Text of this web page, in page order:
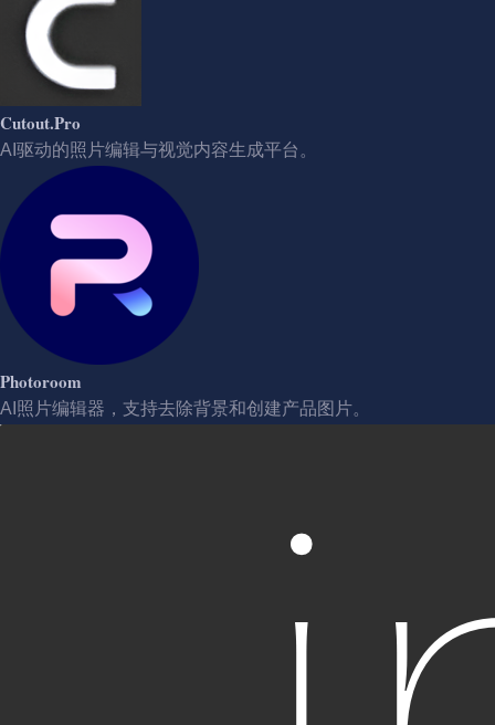
Cutout.Pro
AI驱动的照片编辑与视觉内容生成平台。
Photoroom
AI照片编辑器，支持去除背景和创建产品图片。